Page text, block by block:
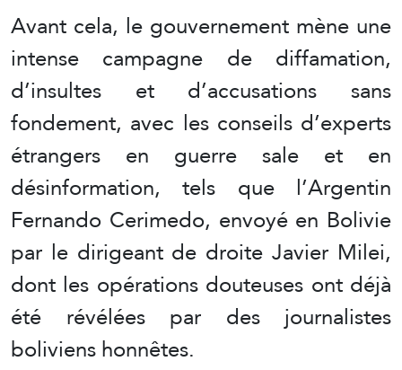
Avant cela, le gouvernement mène une
intense campagne de diffamation,
d’insultes et d’accusations sans
fondement, avec les conseils d’experts
étrangers en guerre sale et en
désinformation, tels que l’Argentin
Fernando Cerimedo, envoyé en Bolivie
par le dirigeant de droite Javier Milei,
dont les opérations douteuses ont déjà
été révélées par des journalistes
boliviens honnêtes.